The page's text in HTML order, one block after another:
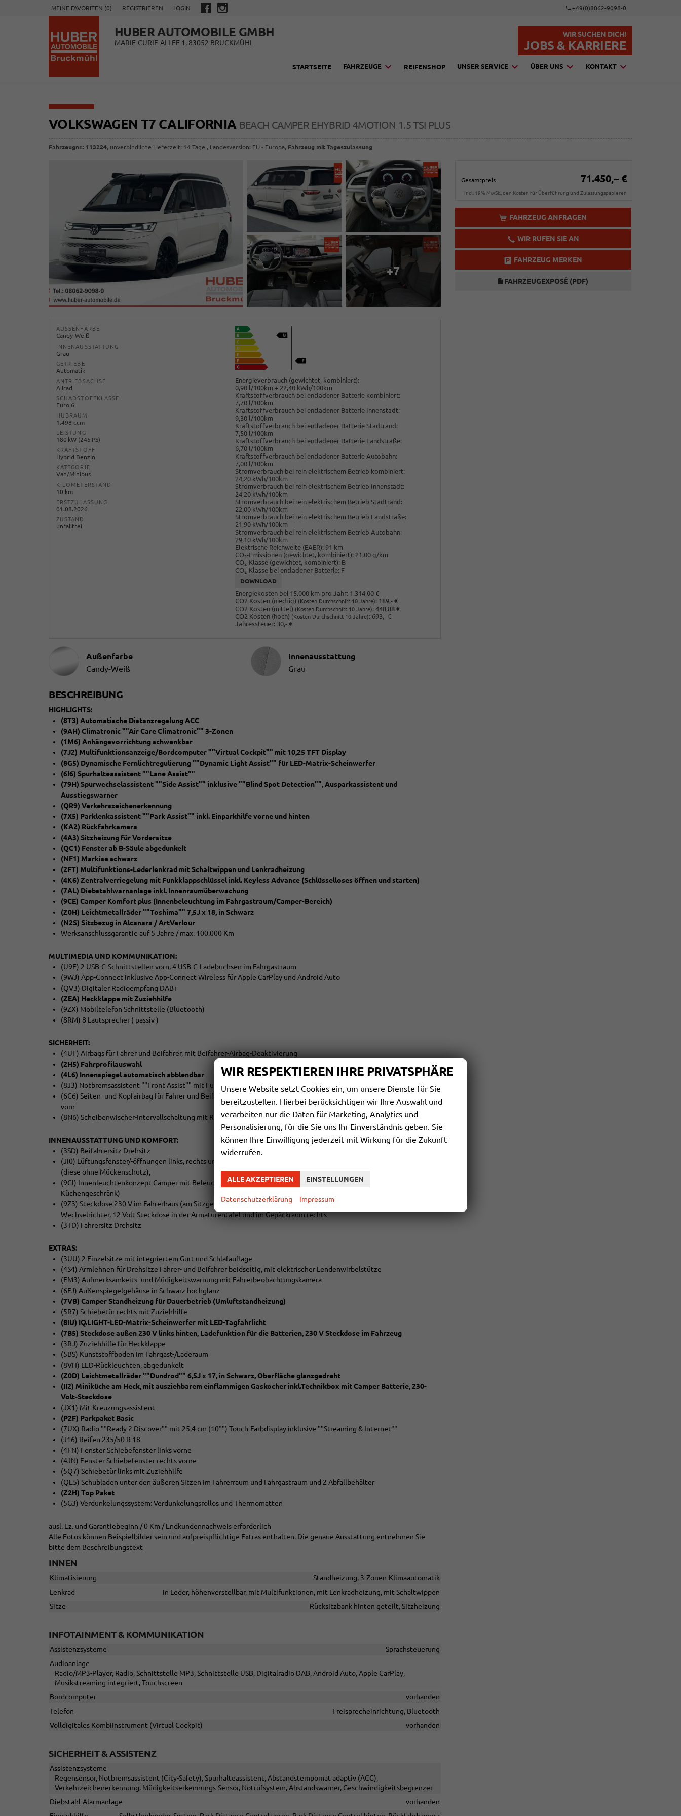
MEINE FAVORITEN (0) REGISTRIEREN LOGIN +49(0)8062-9098-0
HUBER AUTOMOBILE GMBH
MARIE-CURIE-ALLEE 1, 83052 BRUCKMÜHL
WIR SUCHEN DICH!
JOBS & KARRIERE
STARTSEITE FAHRZEUGE REIFENSHOP UNSER SERVICE ÜBER UNS KONTAKT
VOLKSWAGEN T7 CALIFORNIA BEACH CAMPER EHYBRID 4MOTION 1.5 TSI PLUS
Fahrzeugnr.: 113224, unverbindliche Lieferzeit: 14 Tage , Landesversion: EU - Europa, Fahrzeug mit Tageszulassung
Gesamtpreis 71.450,– €
incl. 19% MwSt., den Kosten für Überführung und Zulassungspapieren
FAHRZEUG ANFRAGEN
WIR RUFEN SIE AN
FAHRZEUG MERKEN
FAHRZEUGEXPOSÉ (PDF)
+7
AUSSENFARBE
Candy-Weiß
INNENAUSSTATTUNG
Grau
GETRIEBE
Automatik
ANTRIEBSACHSE
Allrad
SCHADSTOFFKLASSE
Euro 6
HUBRAUM
1.498 ccm
LEISTUNG
180 kW (245 PS)
KRAFTSTOFF
Hybrid Benzin
KATEGORIE
Van/Minibus
KILOMETERSTAND
10 km
ERSTZULASSUNG
01.08.2026
ZUSTAND
unfallfrei
Energieverbrauch (gewichtet, kombiniert):
0,90 l/100km + 22,40 kWh/100km
Kraftstoffverbrauch bei entladener Batterie kombiniert:
7,70 l/100km
Kraftstoffverbrauch bei entladener Batterie Innenstadt:
9,30 l/100km
Kraftstoffverbrauch bei entladener Batterie Stadtrand:
7,50 l/100km
Kraftstoffverbrauch bei entladener Batterie Landstraße:
6,70 l/100km
Kraftstoffverbrauch bei entladener Batterie Autobahn:
7,00 l/100km
Stromverbrauch bei rein elektrischem Betrieb kombiniert:
24,20 kWh/100km
Stromverbrauch bei rein elektrischem Betrieb Innenstadt:
24,20 kWh/100km
Stromverbrauch bei rein elektrischem Betrieb Stadtrand:
22,00 kWh/100km
Stromverbrauch bei rein elektrischem Betrieb Landstraße:
21,90 kWh/100km
Stromverbrauch bei rein elektrischem Betrieb Autobahn:
29,10 kWh/100km
Elektrische Reichweite (EAER): 91 km
CO2-Emissionen (gewichtet, kombiniert): 21,00 g/km
CO2-Klasse (gewichtet, kombiniert): B
CO2-Klasse bei entladener Batterie: F
DOWNLOAD
Energiekosten bei 15.000 km pro Jahr: 1.314,00 €
CO2 Kosten (niedrig) (Kosten Durchschnitt 10 Jahre): 189,- €
CO2 Kosten (mittel) (Kosten Durchschnitt 10 Jahre): 448,88 €
CO2 Kosten (hoch) (Kosten Durchschnitt 10 Jahre): 693,- €
Jahressteuer: 30,- €
Außenfarbe
Candy-Weiß
Innenausstattung
Innenausstattung
Grau
BESCHREIBUNG
HIGHLIGHTS:
(8T3) Automatische Distanzregelung ACC
(9AH) Climatronic ""Air Care Climatronic"" 3-Zonen
(1M6) Anhängevorrichtung schwenkbar
(7J2) Multifunktionsanzeige/Bordcomputer ""Virtual Cockpit"" mit 10,25 TFT Display
(8G5) Dynamische Fernlichtregulierung ""Dynamic Light Assist"" für LED-Matrix-Scheinwerfer
(6I6) Spurhalteassistent ""Lane Assist""
(79H) Spurwechselassistent ""Side Assist"" inklusive ""Blind Spot Detection"", Ausparkassistent und
Ausstiegswarner
(QR9) Verkehrszeichenerkennung
(7X5) Parklenkassistent ""Park Assist"" inkl. Einparkhilfe vorne und hinten
(KA2) Rückfahrkamera
(4A3) Sitzheizung für Vordersitze
(QC1) Fenster ab B-Säule abgedunkelt
(NF1) Markise schwarz
(2FT) Multifunktions-Lederlenkrad mit Schaltwippen und Lenkradheizung
(4K6) Zentralverriegelung mit Funkklappschlüssel inkl. Keyless Advance (Schlüsselloses öffnen und starten)
(7AL) Diebstahlwarnanlage inkl. Innenraumüberwachung
(9CE) Camper Komfort plus (Innenbeleuchtung im Fahrgastraum/Camper-Bereich)
(Z0H) Leichtmetallräder ""Toshima"" 7,5J x 18, in Schwarz
(N2S) Sitzbezug in Alcanara / ArtVerlour
Werksanschlussgarantie auf 5 Jahre / max. 100.000 Km
MULTIMEDIA UND KOMMUNIKATION:
(U9E) 2 USB-C-Schnittstellen vorn, 4 USB-C-Ladebuchsen im Fahrgastraum
(9WJ) App-Connect inklusive App-Connect Wireless für Apple CarPlay und Android Auto
(QV3) Digitaler Radioempfang DAB+
(ZEA) Heckklappe mit Zuziehhilfe
(9ZX) Mobiltelefon Schnittstelle (Bluetooth)
(8RM) 8 Lautsprecher ( passiv )
SICHERHEIT:
(4UF) Airbags für Fahrer und Beifahrer, mit Beifahrer-Airbag-Deaktivierung
(2H5) Fahrprofilauswahl
(4L6) Innenspiegel automatisch abblendbar
(8J3) Notbremsassistent ""Front Assist"" mit Fußgänger- und Radfahrererkennung
(6C6) Seiten- und Kopfairbag für Fahrer und Beifahrer, Kopfairbags für die äußeren Sitzplätze hinten und Mittenairbag
vorn
(8N6) Scheibenwischer-Intervallschaltung mit Regensensor für die Frontscheibenwischer
INNENAUSSTATTUNG UND KOMFORT:
(3SD) Beifahrersitz Drehsitz
(JI0) Lüftungsfenster/-öffnungen links, rechts und vorne mit Mückenschutz im Aufstelldach inkl. großer Frontöffnung
(diese ohne Mückenschutz),
(9CI) Innenleuchtenkonzept Camper mit Beleuchtung im Aufstelldach, Heckklappe (+ bei Coast/Ocean im
Küchengeschränk)
(9Z3) Steckdose 230 V im Fahrerhaus (am Sitzgestell vorne links neben dem Handbremshebel) inkl. 300W
Wechselrichter, 12 Volt Steckdose in der Armaturentafel und im Gepäckraum rechts
(3TD) Fahrersitz Drehsitz
EXTRAS:
(3UU) 2 Einzelsitze mit integriertem Gurt und Schlafauflage
(4S4) Armlehnen für Drehsitze Fahrer- und Beifahrer beidseitig, mit elektrischer Lendenwirbelstütze
(EM3) Aufmerksamkeits- und Müdigkeitswarnung mit Fahrerbeobachtungskamera
(6FJ) Außenspiegelgehäuse in Schwarz hochglanz
(7VB) Camper Standheizung für Dauerbetrieb (Umluftstandheizung)
(5R7) Schiebetür rechts mit Zuziehhilfe
(8IU) IQ.LIGHT-LED-Matrix-Scheinwerfer mit LED-Tagfahrlicht
(7B5) Steckdose außen 230 V links hinten, Ladefunktion für die Batterien, 230 V Steckdose im Fahrzeug
(3RJ) Zuziehhilfe für Heckklappe
(5BS) Kunststoffboden im Fahrgast-/Laderaum
(8VH) LED-Rückleuchten, abgedunkelt
(Z0D) Leichtmetallräder ""Dundrod"" 6,5J x 17, in Schwarz, Oberfläche glanzgedreht
(II2) Miniküche am Heck, mit ausziehbarem einflammigen Gaskocher inkl.Technikbox mit Camper Batterie, 230-
Volt-Steckdose
(JX1) Mit Kreuzungsassistent
(P2F) Parkpaket Basic
(7UX) Radio ""Ready 2 Discover"" mit 25,4 cm (10"") Touch-Farbdisplay inklusive ""Streaming & Internet""
(J16) Reifen 235/50 R 18
(4FN) Fenster Schiebefenster links vorne
(4JN) Fenster Schiebefenster rechts vorne
(5Q7) Schiebetür links mit Zuziehhilfe
(QE5) Schubladen unter den äußeren Sitzen im Fahrerraum und Fahrgastraum und 2 Abfallbehälter
(Z2H) Top Paket
(5G3) Verdunkelungssystem: Verdunkelungsrollos und Thermomatten
ausl. Ez. und Garantiebeginn / 0 Km / Endkundennachweis erforderlich
Alle Fotos können Beispielbilder sein und aufpreispflichtige Extras enthalten. Die genaue Ausstattung entnehmen Sie
bitte dem Beschreibungstext
INNEN
Klimatisierung
Standheizung, 3-Zonen-Klimaautomatik
Lenkrad
in Leder, höhenverstellbar, mit Multifunktionen, mit Lenkradheizung, mit Schaltwippen
Sitze
Rücksitzbank hinten geteilt, Sitzheizung
INFOTAINMENT & KOMMUNIKATION
Assistenzsysteme
Sprachsteuerung
Audioanlage
Radio/MP3-Player, Radio, Schnittstelle MP3, Schnittstelle USB, Digitalradio DAB, Android Auto, Apple CarPlay,
Musikstreaming integriert, Touchscreen
Bordcomputer
vorhanden
Telefon
Freisprecheinrichtung, Bluetooth
Volldigitales Kombiinstrument (Virtual Cockpit)
vorhanden
SICHERHEIT & ASSISTENZ
Assistenzsysteme
Regensensor, Notbremsassistent (City-Safety), Spurhalteassistent, Abstandstempomat adaptiv (ACC),
Verkehrzeichenerkennung, Müdigkeitserkennungs-Sensor, Notrufsystem, Abstandswarner, Geschwindigkeitsbegrenzer
Diebstahl-Alarmanlage
vorhanden
WIR RESPEKTIEREN IHRE PRIVATSPHÄRE
Unsere Website setzt Cookies ein, um unsere Dienste für Sie
bereitzustellen. Hierbei berücksichtigen wir Ihre Auswahl und
verarbeiten nur die Daten für Marketing, Analytics und
Personalisierung, für die Sie uns Ihr Einverständnis geben. Sie
können Ihre Einwilligung jederzeit mit Wirkung für die Zukunft
widerrufen.
ALLE AKZEPTIEREN EINSTELLUNGEN
Datenschutzerklärung Impressum